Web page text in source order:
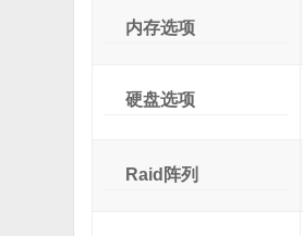
内存选项
硬盘选项
Raid阵列